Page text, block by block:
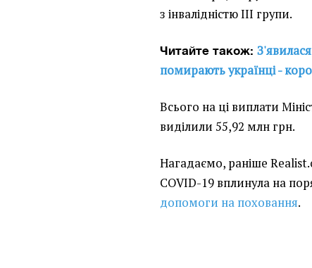
з інвалідністю III групи.
Читайте також:
помирають українці -
Всього на ці виплати
виділили 55,92 млн грн.
Нагадаємо, раніше
COVID-19 вплинула на
допомоги на поховання.